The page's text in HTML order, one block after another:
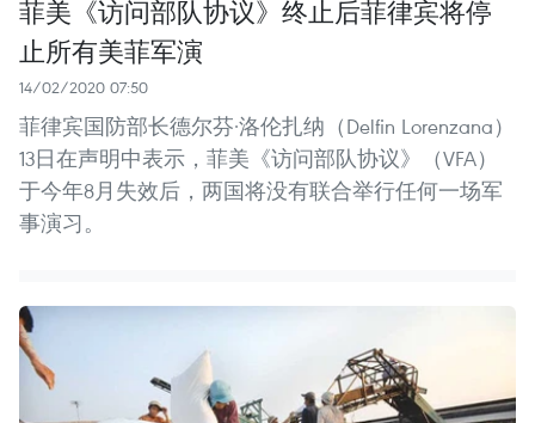
菲美《访问部队协议》终止后菲律宾将停
止所有美菲军演
14/02/2020 07:50
菲律宾国防部长德尔芬·洛伦扎纳（Delfin Lorenzana）
13日在声明中表示，菲美《访问部队协议》（VFA）
于今年8月失效后，两国将没有联合举行任何一场军
事演习。